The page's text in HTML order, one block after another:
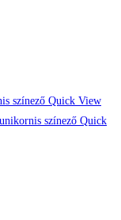
Quick View
Quick